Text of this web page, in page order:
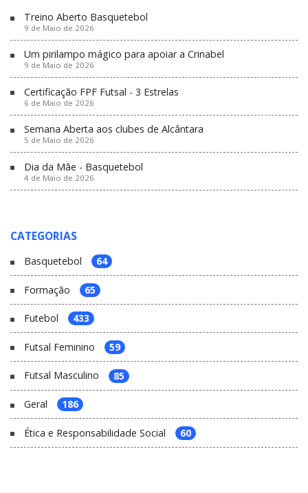
Treino Aberto Basquetebol
9 de Maio de 2026
Um pirilampo mágico para apoiar a Crinabel
9 de Maio de 2026
Certificação FPF Futsal - 3 Estrelas
6 de Maio de 2026
Semana Aberta aos clubes de Alcântara
5 de Maio de 2026
Dia da Mãe - Basquetebol
4 de Maio de 2026
CATEGORIAS
Basquetebol 64
Formação 65
Futebol 433
Futsal Feminino 59
Futsal Masculino 85
Geral 186
Ética e Responsabilidade Social 60